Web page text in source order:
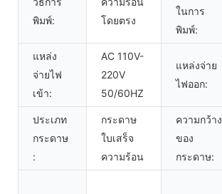
พิมพ์:
โดยตรง
ในการ
พิมพ์:
แหล่ง
จ่ายไฟ
เข้า:
AC 110V-
220V
50/60HZ
แหล่งจ่าย
ไฟออก:
ประเภท
กระดาษ
:
กระดาษ
ใบเสร็จ
ความร้อน
ความกว้าง
ของ
กระดาษ: